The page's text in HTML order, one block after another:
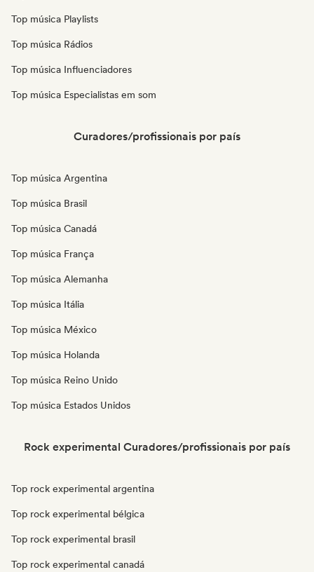
Top música Playlists
Top música Rádios
Top música Influenciadores
Top música Especialistas em som
Curadores/profissionais por país
Top música Argentina
Top música Brasil
Top música Canadá
Top música França
Top música Alemanha
Top música Itália
Top música México
Top música Holanda
Top música Reino Unido
Top música Estados Unidos
Rock experimental Curadores/profissionais por país
Top rock experimental argentina
Top rock experimental bélgica
Top rock experimental brasil
Top rock experimental canadá